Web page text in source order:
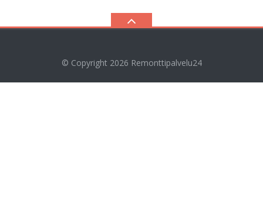
© Copyright 2026 Remonttipalvelu24